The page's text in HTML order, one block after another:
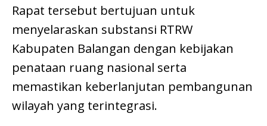
Rapat tersebut bertujuan untuk
menyelaraskan substansi RTRW
Kabupaten Balangan dengan kebijakan
penataan ruang nasional serta
memastikan keberlanjutan pembangunan
wilayah yang terintegrasi.